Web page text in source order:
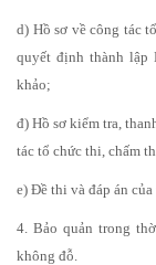
d) Hồ sơ về công tác
quyết định thành lập
khảo;
đ) Hồ sơ kiểm tra,
tác tổ chức thi, chấm
e) Đề thi và đáp án
4. Bảo quản trong
không đỗ.